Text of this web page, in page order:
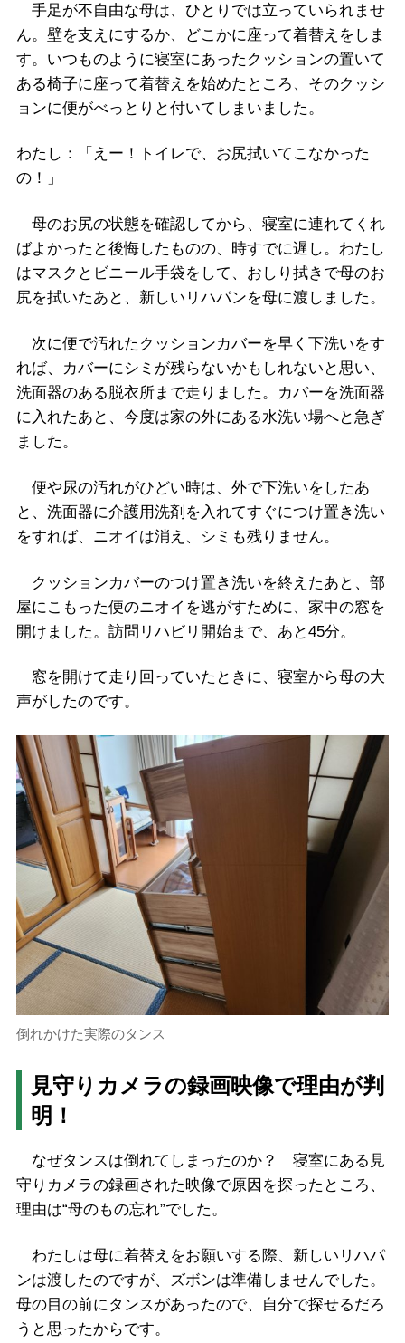
手足が不自由な母は、ひとりでは立っていられませ
ん。壁を支えにするか、どこかに座って着替えをしま
す。いつものように寝室にあったクッションの置いて
ある椅子に座って着替えを始めたところ、そのクッシ
ョンに便がべっとりと付いてしまいました。
わたし：「えー！トイレで、お尻拭いてこなかった
の！」
母のお尻の状態を確認してから、寝室に連れてくれ
ばよかったと後悔したものの、時すでに遅し。わたし
はマスクとビニール手袋をして、おしり拭きで母のお
尻を拭いたあと、新しいリハパンを母に渡しました。
次に便で汚れたクッションカバーを早く下洗いをす
れば、カバーにシミが残らないかもしれないと思い、
洗面器のある脱衣所まで走りました。カバーを洗面器
に入れたあと、今度は家の外にある水洗い場へと急ぎ
ました。
便や尿の汚れがひどい時は、外で下洗いをしたあ
と、洗面器に介護用洗剤を入れてすぐにつけ置き洗い
をすれば、ニオイは消え、シミも残りません。
クッションカバーのつけ置き洗いを終えたあと、部
屋にこもった便のニオイを逃がすために、家中の窓を
開けました。訪問リハビリ開始まで、あと45分。
窓を開けて走り回っていたときに、寝室から母の大
声がしたのです。
倒れかけた実際のタンス
見守りカメラの録画映像で理由が判
明！
なぜタンスは倒れてしまったのか？ 寝室にある見
守りカメラの録画された映像で原因を探ったところ、
理由は“母のもの忘れ”でした。
わたしは母に着替えをお願いする際、新しいリハパ
ンは渡したのですが、ズボンは準備しませんでした。
母の目の前にタンスがあったので、自分で探せるだろ
うと思ったからです。